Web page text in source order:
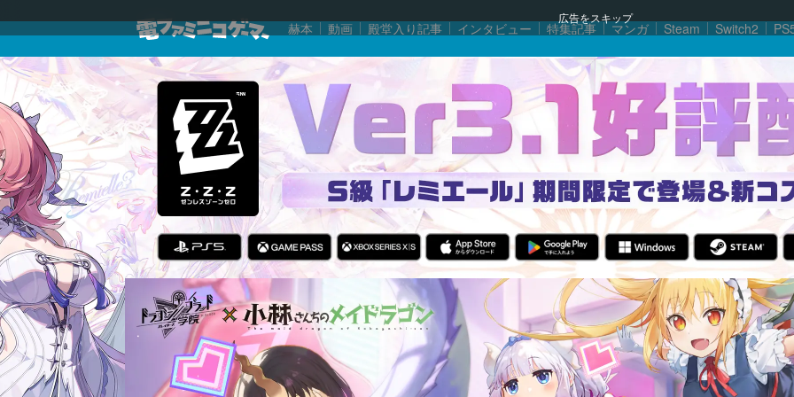
広告をスキップ
赫本 動画 殿堂入り記事 インタビュー 特集記事 マンガ Steam Switch2